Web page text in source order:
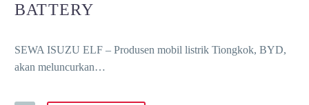
BATTERY
SEWA ISUZU ELF – Produsen mobil listrik Tiongkok, BYD,
akan meluncurkan…